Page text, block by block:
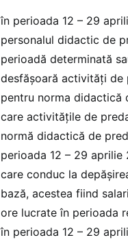
în perioada 12 – 29
personalul didactic de
perioadă determinată
desfășoară activități de
pentru norma didactică
care activitățile de
normă didactică de
perioada 12 – 29
care conduc la
bază, acestea fiind
ore lucrate în perioada
în perioada 12 – 29